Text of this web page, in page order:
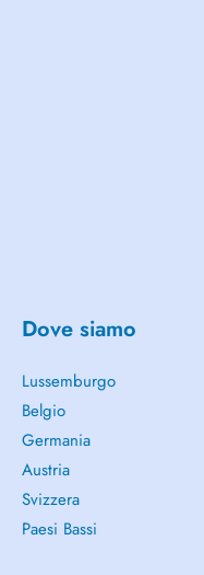
Dove siamo
Lussemburgo
Belgio
Germania
Austria
Svizzera
Paesi Bassi